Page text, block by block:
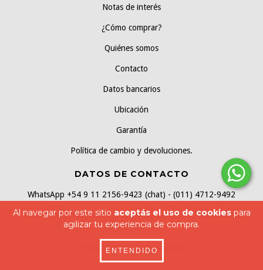
Al navegar por este sitio aceptás el uso de cookiespara
agilizar tu experiencia de compra.
ENTENDIDO
Notas de interés
¿Cómo comprar?
Quiénes somos
Contacto
Datos bancarios
Ubicación
Garantía
Política de cambio y devoluciones.
DATOS DE CONTACTO
WhatsApp +54 9 11 2156-9423 (chat) - (011) 4712-9492
Carlos Pellegrini 2625, José Ingenieros, Buenos Aires (Oficina
administrativa)
info@deliverycartuchos.com.ar